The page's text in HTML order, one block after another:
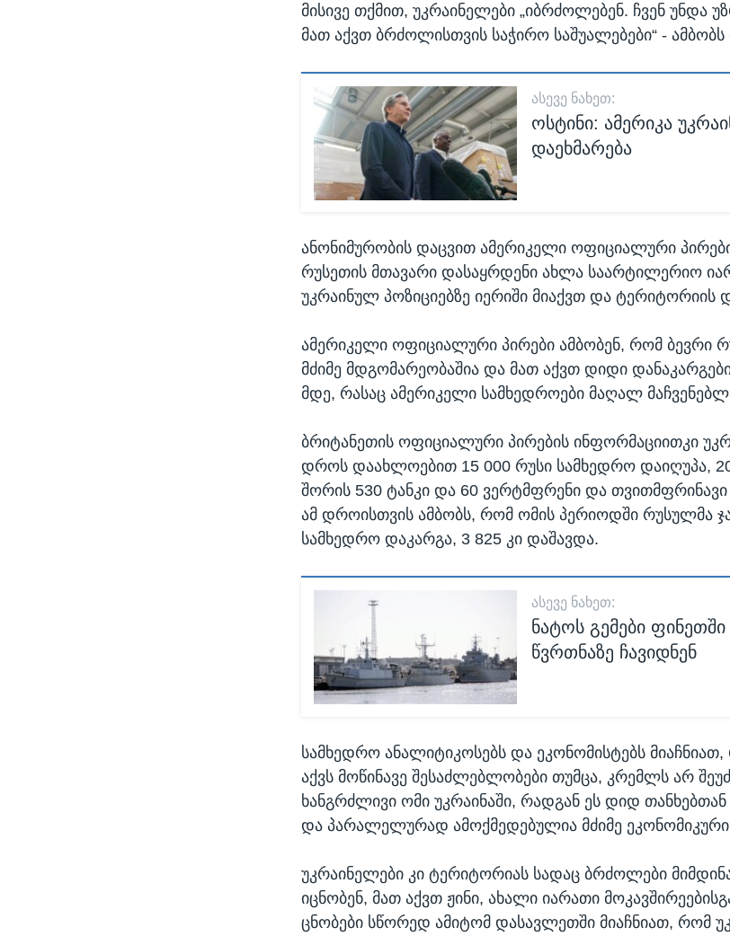
მისივე თქმით, უკრაინელები „იბრძოლებენ. ჩვენ უნდა
მათ აქვთ ბრძოლისთვის საჭირო საშუალებები“ - ამბობს
ᲐᲡᲔᲕᲔ ᲜᲐᲮᲔᲗ:
ოსტინი: ამერიკა
დაეხმარება
ანონიმურობის დაცვით ამერიკელი ოფიციალური
რუსეთის მთავარი დასაყრდენი ახლა საარტილერიო
უკრაინულ პოზიციებზე იერიში მიაქვთ და ტერიტორიის
ამერიკელი ოფიციალური პირები ამბობენ, რომ ბევრი
მძიმე მდგომარეობაშია და მათ აქვთ დიდი
მდე, რასაც ამერიკელი სამხედროები მაღალ
ბრიტანეთის ოფიციალური პირების ინფორმაციითკი
დროს დაახლოებით 15 000 რუსი სამხედრო დაიღუპა,
შორის 530 ტანკი და 60 ვერტმფრენი და
ამ დროისთვის ამბობს, რომ ომის პერიოდში რუსულმა
სამხედრო დაკარგა, 3 825 კი დაშავდა.
ᲐᲡᲔᲕᲔ ᲜᲐᲮᲔᲗ:
ნატოს გემები
წვრთნაზე ჩავიდნენ
სამხედრო ანალიტიკოსებს და ეკონომისტებს
აქვს მოწინავე შესაძლებლობები თუმცა, კრემლს არ
ხანგრძლივი ომი უკრაინაში, რადგან ეს დიდ
და პარალელურად ამოქმედებულია მძიმე ეკონომიკური
უკრაინელები კი ტერიტორიას სადაც ბრძოლები
იცნობენ, მათ აქვთ ჟინი, ახალი იარათი
ცნობები სწორედ ამიტომ დასავლეთში მიაჩნიათ, რომ